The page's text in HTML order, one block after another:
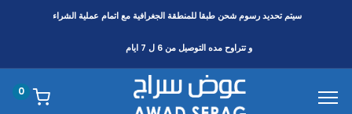
سيتم تحديد رسوم شحن طبقا للمنطقةالجغرافية مع اتمام عملية الشراء
و تتراوح مده التوصيل من 6 ل 7 ايام
0